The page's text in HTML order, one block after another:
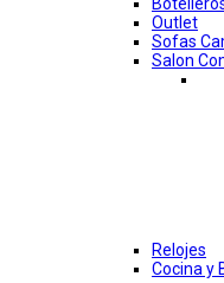
Outlet
Sofas
Salon
Relojes
Cocina y